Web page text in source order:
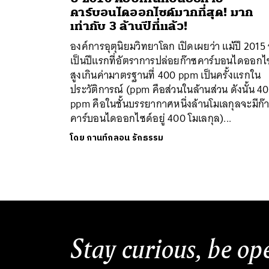
คาร์บอนไดออกไซด์มากที่สุด! มาก
เท่ากับ 3 ล้านปีที่แล้ว!
องค์การอุตุนิยมวิทยาโลก เปิดเผยว่า แม้ปี 2015
เป็นปีแรกที่อัตราการปล่อยก๊าซคาร์บอนไดออก
สูงเกินค่ามาตรฐานที่ 400 ppm เป็นครั้งแรกใน
ประวัติการณ์ (ppm คือส่วนในล้านส่วน ดังนั้น
ppm คือในชั้นบรรยากาศหนึ่งล้านโมเลกุลจะมีก๊
คาร์บอนไดออกไซด์อยู่ 400 โมเลกุล)...
โดย กานท์กลอน รักธรรม
Stay curious, be
ค้น